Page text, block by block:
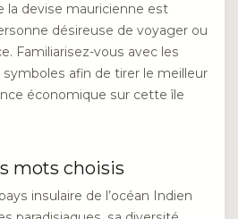
la devise mauricienne est
désireuse de voyager ou
Familiarisez-vous avec les
afin de tirer le meilleur
économique sur cette île
mots choisis
insulaire de l’océan Indien